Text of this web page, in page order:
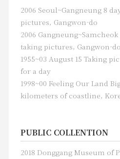
2006 Seoul~Gangneung 8
pictures, Gangwon-do
2006
taking pictures, Gangwon-do
1955~03 August 15 Taking
for a day
1998~00 Feeling Our Land
kilometers of coastline,
PUBLIC COLLENTION
2018 Donggang Museum of